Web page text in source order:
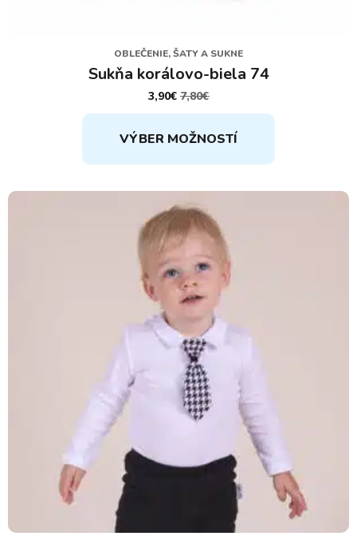
OBLEČENIE, ŠATY A SUKNE
Sukňa korálovo-biela 74
7,80€
PÔVODNÁ
CENA
7,80€.
3,90€ AKTUÁLNA
CENA
3,90€.
VÝBER MOŽNOSTÍ
Tento
produkt
má
produktu.